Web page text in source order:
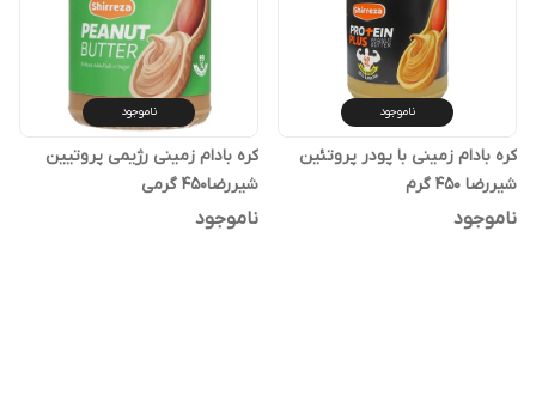
ناموجود
کره بادام زمینی با پودر پروتئین
شیررضا 450 گرم
ناموجود
ناموجود
کره بادام زمینی رژیمی پروتیین
شیررضا450 گرمی
ناموجود